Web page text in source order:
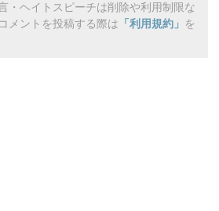
・ヘイトスピーチは削除や利用制限な
メントを投稿する際は 「利用規約」 を